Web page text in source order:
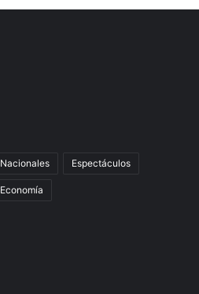
Nacionales Espectáculos
Economía